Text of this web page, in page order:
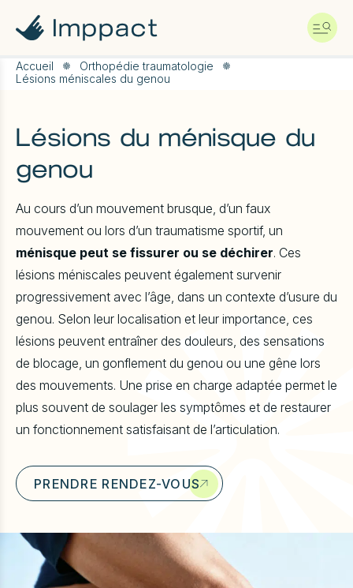
Accueil
Orthopédie traumatologie
Lésions méniscales du genou
Lésions du ménisque du
genou
Au cours d’un mouvement brusque, d’un faux
mouvement ou lors d’un traumatisme sportif, un
ménisque peut se fissurer ou se déchirer. Ces
lésions méniscales peuvent également survenir
progressivement avec l’âge, dans un contexte d’usure du
genou. Selon leur localisation et leur importance, ces
lésions peuvent entraîner des douleurs, des sensations
de blocage, un gonflement du genou ou une gêne lors
des mouvements. Une prise en charge adaptée permet le
plus souvent de soulager les symptômes et de restaurer
un fonctionnement satisfaisant de l’articulation.
PRENDRE RENDEZ-VOUS